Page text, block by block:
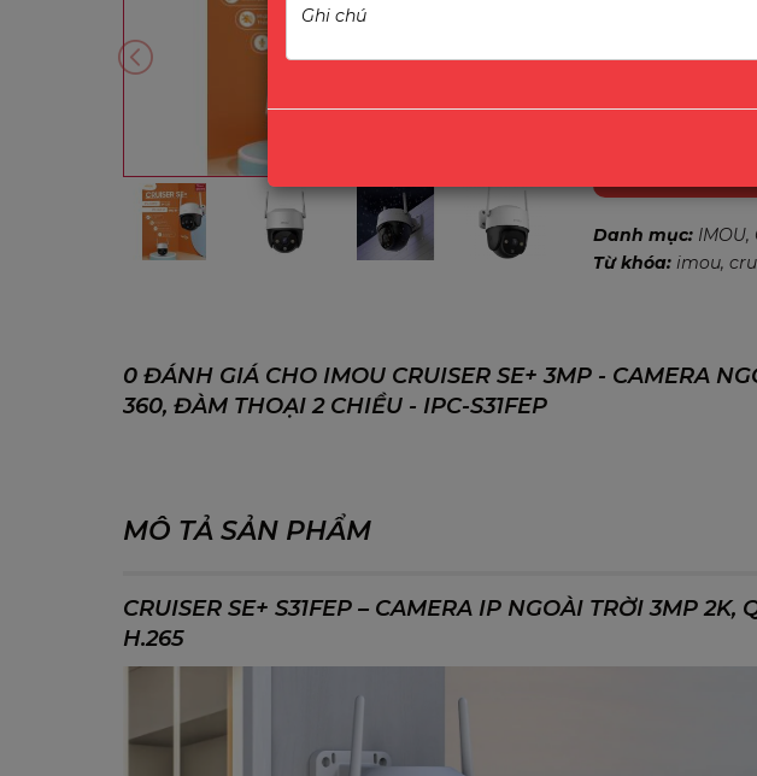
Cruiser SE+
Danh mục: IMOU
Từ khóa: imou
0 ĐÁNH GIÁ CHO IMOU CRUISER SE+ 3MP - CAMERA
360, ĐÀM THOẠI 2 CHIỀU - IPC-S31FEP
MÔ TẢ SẢN PHẨM
CRUISER SE+ S31FEP – CAMERA IP NGOÀI TRỜI 3MP 2K,
H.265